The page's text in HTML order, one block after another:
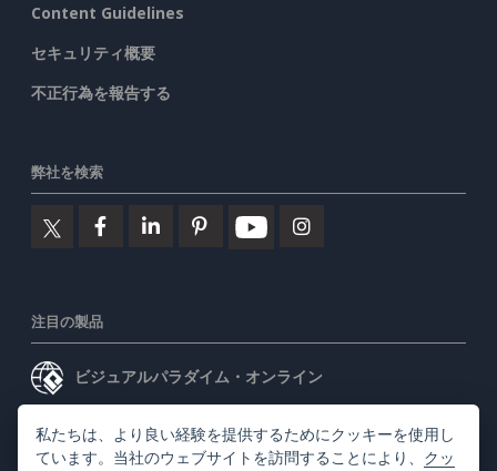
Content Guidelines
セキュリティ概要
不正行為を報告する
弊社を検索
注目の製品
ビジュアルパラダイム・オンライン
ビジュアルパラダイムデスクトップ
私たちは、より良い経験を提供するためにクッキーを使用し
ています。当社のウェブサイトを訪問することにより、 クッ